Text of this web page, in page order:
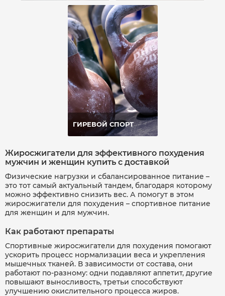
ГИРЕВОЙ СПОРТ
Жиросжигатели для эффективного похудения
мужчин и женщин купить с доставкой
Физические нагрузки и сбалансированное питание –
это тот самый актуальный тандем, благодаря которому
можно эффективно снизить вес. А помогут в этом
жиросжигатели для похудения – спортивное питание
для женщин и для мужчин.
Как работают препараты
Спортивные жиросжигатели для похудения помогают
ускорить процесс нормализации веса и укрепления
мышечных тканей. В зависимости от состава, они
работают по-разному: одни подавляют аппетит, другие
повышают выносливость, третьи способствуют
улучшению окислительного процесса жиров.